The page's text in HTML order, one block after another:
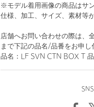
※モデル着用画像の商品はサ
仕様、加工、サイズ、素材等
店舗へお問い合わせの際は、
まで下記の品名/品番をお申し
品名：LF SVN CTN BOX T